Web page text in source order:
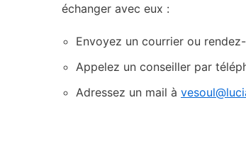
échanger avec eux :
Envoyez un courrier ou
Appelez un conseiller par
Adressez un mail à